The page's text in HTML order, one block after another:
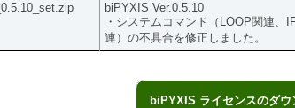
biPYXIS Ver.0.5.10
・システムコマンド（LOOP関連、
連）の不具合を修正しました。
biPYXIS ライセンスのダ